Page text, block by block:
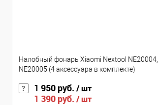
Налобный фонарь Xiaomi Nextool NE20004,
NE20005 (4 аксессуара в комплекте)
1 950 руб. / шт
1 390 руб. / шт